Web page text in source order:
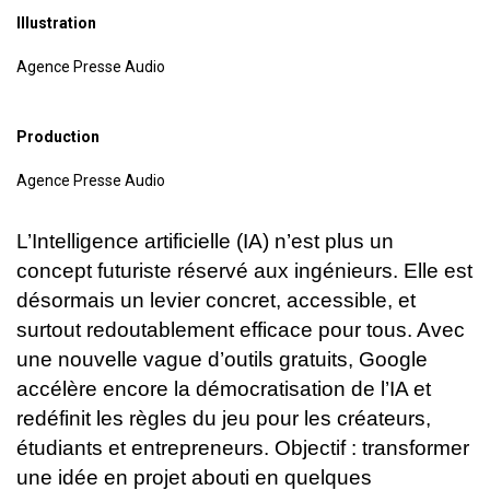
Illustration
Agence Presse Audio
Production
Agence Presse Audio
L’Intelligence artificielle (IA) n’est plus un
concept futuriste réservé aux ingénieurs. Elle est
désormais un levier concret, accessible, et
surtout redoutablement efficace pour tous. Avec
une nouvelle vague d’outils gratuits, Google
accélère encore la démocratisation de l’IA et
redéfinit les règles du jeu pour les créateurs,
étudiants et entrepreneurs. Objectif : transformer
une idée en projet abouti en quelques